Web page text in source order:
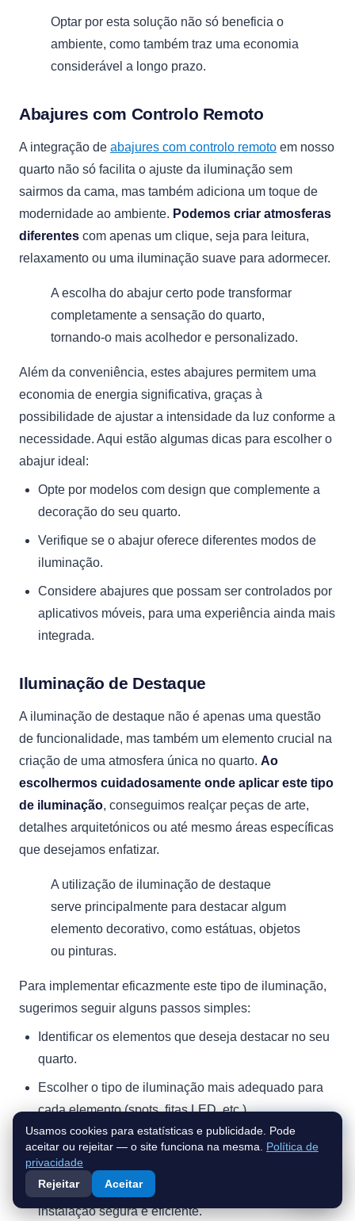
Optar por esta solução não só beneficia o
ambiente, como também traz uma economia
considerável a longo prazo.
Abajures com Controlo Remoto
A integração de abajures com controlo remoto em nosso
quarto não só facilita o ajuste da iluminação sem
sairmos da cama, mas também adiciona um toque de
modernidade ao ambiente. Podemos criar atmosferas
diferentes com apenas um clique, seja para leitura,
relaxamento ou uma iluminação suave para adormecer.
A escolha do abajur certo pode transformar
completamente a sensação do quarto,
tornando-o mais acolhedor e personalizado.
Além da conveniência, estes abajures permitem uma
economia de energia significativa, graças à
possibilidade de ajustar a intensidade da luz conforme a
necessidade. Aqui estão algumas dicas para escolher o
abajur ideal:
Opte por modelos com design que complemente a
decoração do seu quarto.
Verifique se o abajur oferece diferentes modos de
iluminação.
Considere abajures que possam ser controlados por
aplicativos móveis, para uma experiência ainda mais
integrada.
Iluminação de Destaque
A iluminação de destaque não é apenas uma questão
de funcionalidade, mas também um elemento crucial na
criação de uma atmosfera única no quarto. Ao
escolhermos cuidadosamente onde aplicar este tipo
de iluminação, conseguimos realçar peças de arte,
detalhes arquitetónicos ou até mesmo áreas específicas
que desejamos enfatizar.
A utilização de iluminação de destaque
serve principalmente para destacar algum
elemento decorativo, como estátuas, objetos
ou pinturas.
Para implementar eficazmente este tipo de iluminação,
sugerimos seguir alguns passos simples:
Identificar os elementos que deseja destacar no seu
quarto.
Escolher o tipo de iluminação mais adequado para
cada elemento (spots, fitas LED, etc.).
Considerar a instalação de dimmers para ajustar a
intensidade da luz conforme necessário.
Consultar um profissional para garantir uma
instalação segura e eficiente.
Fale connosco
Usamos cookies para estatísticas e publicidade. Pode
aceitar ou rejeitar — o site funciona na mesma. Política de
privacidade
Rejeitar
Aceitar